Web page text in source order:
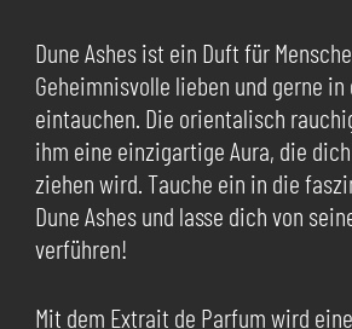
Dune Ashes ist ein Duft für
Geheimnisvolle lieben und gerne in
eintauchen. Die orientalisch
ihm eine einzigartige Aura, die
ziehen wird. Tauche ein in die
Dune Ashes und lasse dich von
verführen!
Mit dem Extrait de Parfum wird